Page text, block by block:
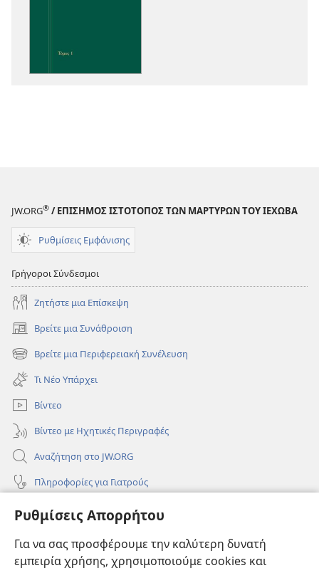
Ρυθμίσεις Απορρήτου
Για να σας προσφέρουμε την καλύτερη δυνατή
εμπειρία χρήσης, χρησιμοποιούμε cookies και
JW.ORG® / ΕΠΙΣΗΜΟΣ ΙΣΤΟΤΟΠΟΣ ΤΩΝ ΜΑΡΤΥΡΩΝ ΤΟΥ ΙΕΧΩΒΑ
Ρυθμίσεις Εμφάνισης
Γρήγοροι Σύνδεσμοι
Ζητήστε μια Επίσκεψη
Βρείτε μια Συνάθροιση
(ανοίγει
νέο
παράθυρο)
Βρείτε μια Περιφερειακή Συνέλευση
(ανοίγει
νέο
παράθυρο)
Τι Νέο Υπάρχει
Βίντεο
Βίντεο με Ηχητικές Περιγραφές
Αναζήτηση στο JW.ORG
Πληροφορίες για Γιατρούς
Πληροφορίες για Επίσημους Φορείς και ΜΜΕ